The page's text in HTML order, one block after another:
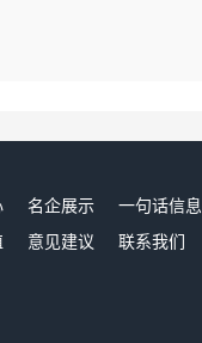
名企展示 一句话信息
意见建议 联系我们